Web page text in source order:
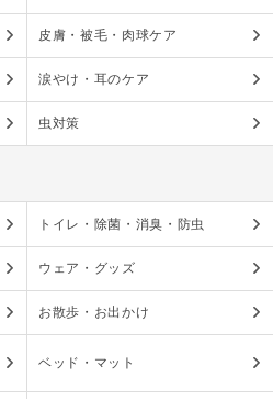
皮膚・被毛・肉球ケア
涙やけ・耳のケア
虫対策
トイレ・除菌・消臭・防虫
ウェア・グッズ
お散歩・お出かけ
ベッド・マット